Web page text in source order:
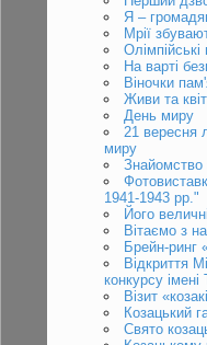
Я –
Мрії
Олімпійські
На варті
Віночки
Живи та
День миру
21 вересня
миру
1941-1943 рр."
Його
Вітаємо з
Брейн-ринг
Відкриття
конкурсу
Візит
Козацький
Свято